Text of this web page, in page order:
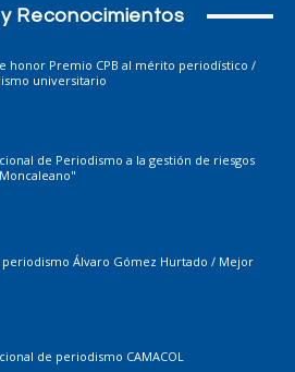
Reconocimientos
honor Premio CPB al mérito periodístico /
universitario
de Periodismo a la gestión de riesgos
periodismo Álvaro Gómez Hurtado / Mejor
de periodismo CAMACOL